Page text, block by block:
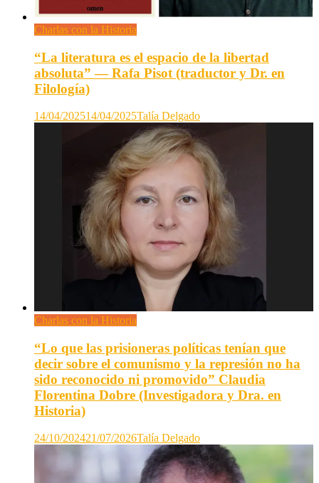
Charlas con la Historia
“La literatura es el espacio de la libertad
absoluta” — Rafa Pisot (traductor y Dr. en
Filología)
14/04/202514/04/2025Talía Delgado
Charlas con la Historia
“Lo que las prisioneras políticas tenían que
decir sobre el comunismo y la represión no ha
sido reconocido ni promovido” Claudia
Florentina Dobre (Investigadora y Dra. en
Historia)
24/10/202421/07/2026Talía Delgado